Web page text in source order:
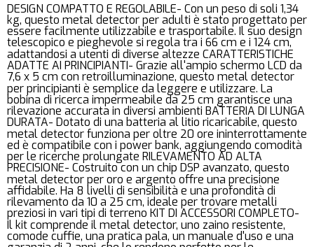
DESIGN COMPATTO E REGOLABILE- Con un peso di soli 1,34
kg, questo metal detector per adulti è stato progettato per
essere facilmente utilizzabile e trasportabile. Il suo design
telescopico e pieghevole si regola tra i 66 cm e i 124 cm,
adattandosi a utenti di diverse altezze CARATTERISTICHE
ADATTE AI PRINCIPIANTI- Grazie all'ampio schermo LCD da
7,6 x 5 cm con retroilluminazione, questo metal detector
per principianti è semplice da leggere e utilizzare. La
bobina di ricerca impermeabile da 25 cm garantisce una
rilevazione accurata in diversi ambienti BATTERIA DI LUNGA
DURATA- Dotato di una batteria al litio ricaricabile, questo
metal detector funziona per oltre 20 ore ininterrottamente
ed è compatibile con i power bank, aggiungendo comodità
per le ricerche prolungate RILEVAMENTO AD ALTA
PRECISIONE- Costruito con un chip DSP avanzato, questo
metal detector per oro e argento offre una precisione
affidabile. Ha 8 livelli di sensibilità e una profondità di
rilevamento da 10 a 25 cm, ideale per trovare metalli
preziosi in vari tipi di terreno KIT DI ACCESSORI COMPLETO-
Il kit comprende il metal detector, uno zaino resistente,
comode cuffie, una pratica pala, un manuale d'uso e una